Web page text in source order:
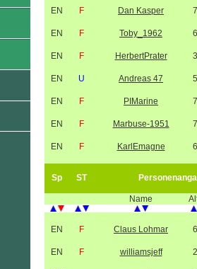
EN F Dan Kasper
EN F Toby_1962
EN F HerbertPrater
EN U Andreas 47
EN F PIMarine
EN F Marbuse-1951
EN F KarlEmagne
Sp ST
Name
EN F Claus Lohmar
EN F williamsjeff